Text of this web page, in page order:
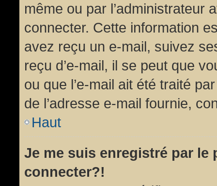
même ou par l’administrateur
connecter. Cette information
avez reçu un e-mail, suivez
reçu d’e-mail, il se peut que
ou que l’e-mail ait été traité
de l’adresse e-mail fournie,
Haut
Je me suis enregistré par le
connecter?!